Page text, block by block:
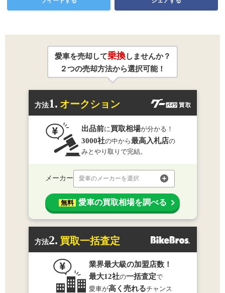
愛車を売却して乗換しませんか？
２つの売却方法から選択可能！
方法1. オークション
出品前に 買取相場が分かる！
3000社の中から最高入札店の
みとやり取りで完結。
メーカー 愛車のメーカーを選択
無料 愛車の買取相場を調べる
方法2. 買取一括査定
業界最大級の加盟店数！
最大12社の一括査定で
愛車が高く売れるチャンス